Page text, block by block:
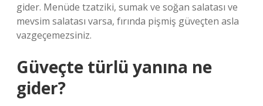
gider. Menüde tzatziki, sumak ve soğan salatası ve
mevsim salatası varsa, fırında pişmiş güveçten asla
vazgeçemezsiniz.
Güveçte türlü yanına ne
gider?